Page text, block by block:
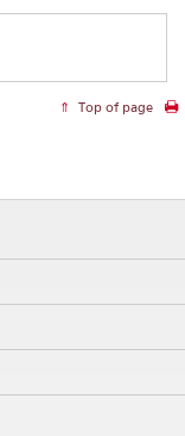
Top of page